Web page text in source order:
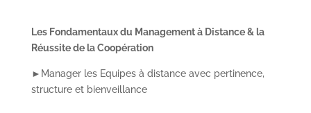
Les Fondamentaux du Management à Distance & la
Réussite de la Coopération
►Manager les Equipes à distance avec pertinence,
structure et bienveillance